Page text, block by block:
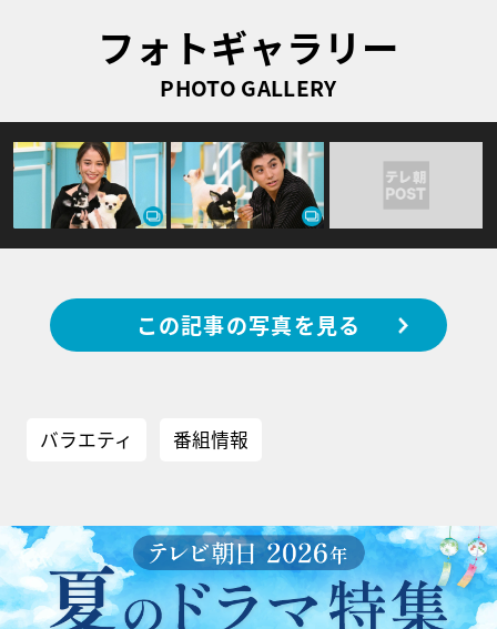
フォトギャラリー
PHOTO GALLERY
この記事の写真を見る
バラエティ 番組情報